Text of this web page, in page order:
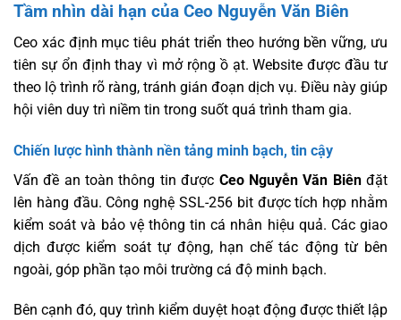
Tầm nhìn dài hạn của Ceo Nguyễn Văn Biên
Ceo xác định mục tiêu phát triển theo hướng bền vững, ưu
tiên sự ổn định thay vì mở rộng ồ ạt. Website được đầu tư
theo lộ trình rõ ràng, tránh gián đoạn dịch vụ. Điều này giúp
hội viên duy trì niềm tin trong suốt quá trình tham gia.
Chiến lược hình thành nền tảng minh bạch, tin cậy
Vấn đề an toàn thông tin được Ceo Nguyễn Văn Biênđặt
lên hàng đầu. Công nghệ SSL-256 bit được tích hợp nhằm
kiểm soát và bảo vệ thông tin cá nhân hiệu quả. Các giao
dịch được kiểm soát tự động, hạn chế tác động từ bên
ngoài, góp phần tạo môi trường cá độ minh bạch.
Bên cạnh đó, quy trình kiểm duyệt hoạt động được thiết lập